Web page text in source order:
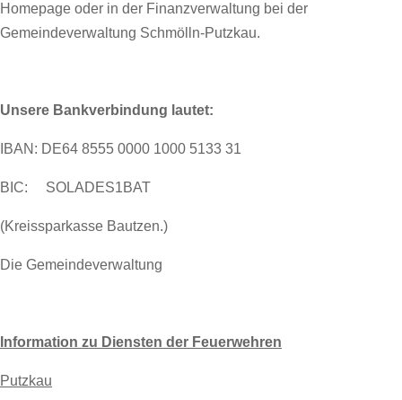
Homepage oder in der Finanzverwaltung bei der
Gemeindeverwaltung Schmölln-Putzkau.
Unsere Bankverbindung lautet:
IBAN: DE64 8555 0000 1000 5133 31
BIC: SOLADES1BAT
(Kreissparkasse Bautzen.)
Die Gemeindeverwaltung
Information zu Diensten der Feuerwehren
Putzkau